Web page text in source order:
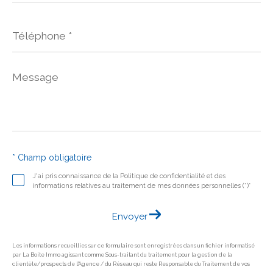
*
Message
*
J'ai pris connaissance de la Politique de confidentialité et des
informations relatives au traitement de mes données personnelles (*)*
* Champ obligatoire
Envoyer
Les informations recueillies sur ce formulaire sont enregistrées dans un fichier informatisé
par La Boite Immo agissant comme Sous-traitant du traitement pour la gestion de la
clientèle/prospects de l'Agence / du Réseau qui reste Responsable du Traitement de vos